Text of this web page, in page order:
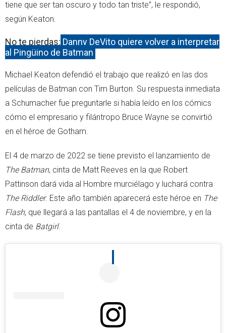
tiene que ser tan oscuro y todo tan triste”, le respondió,
según Keaton.
No te pierdas: Danny DeVito quiere volver a interpretar
al Pingüino de Batman
Michael Keaton defendió el trabajo que realizó en las dos
películas de Batman con Tim Burton. Su respuesta inmediata
a Schumacher fue preguntarle si había leído en los cómics
cómo el empresario y filántropo Bruce Wayne se convirtió
en el héroe de Gotham.
El 4 de marzo de 2022 se tiene previsto el lanzamiento de
The Batman, cinta de Matt Reeves en la que Robert
Pattinson dará vida al Hombre murciélago y luchará contra
The Riddler. Este año también aparecerá este héroe en The
Flash, que llegará a las pantallas el 4 de noviembre, y en la
cinta de Batgirl.